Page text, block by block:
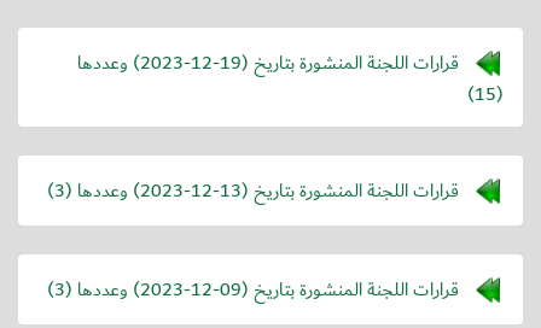
قرارات اللجنة المنشورة بتاريخ (2023-12-19) وعددها
(15)
قرارات اللجنة المنشورة بتاريخ (2023-12-13) وعددها (3)
قرارات اللجنة المنشورة بتاريخ (2023-12-09) وعددها (3)